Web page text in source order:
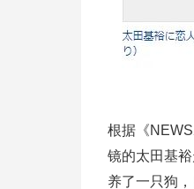
根据《
镜的太田基
养了一只狗